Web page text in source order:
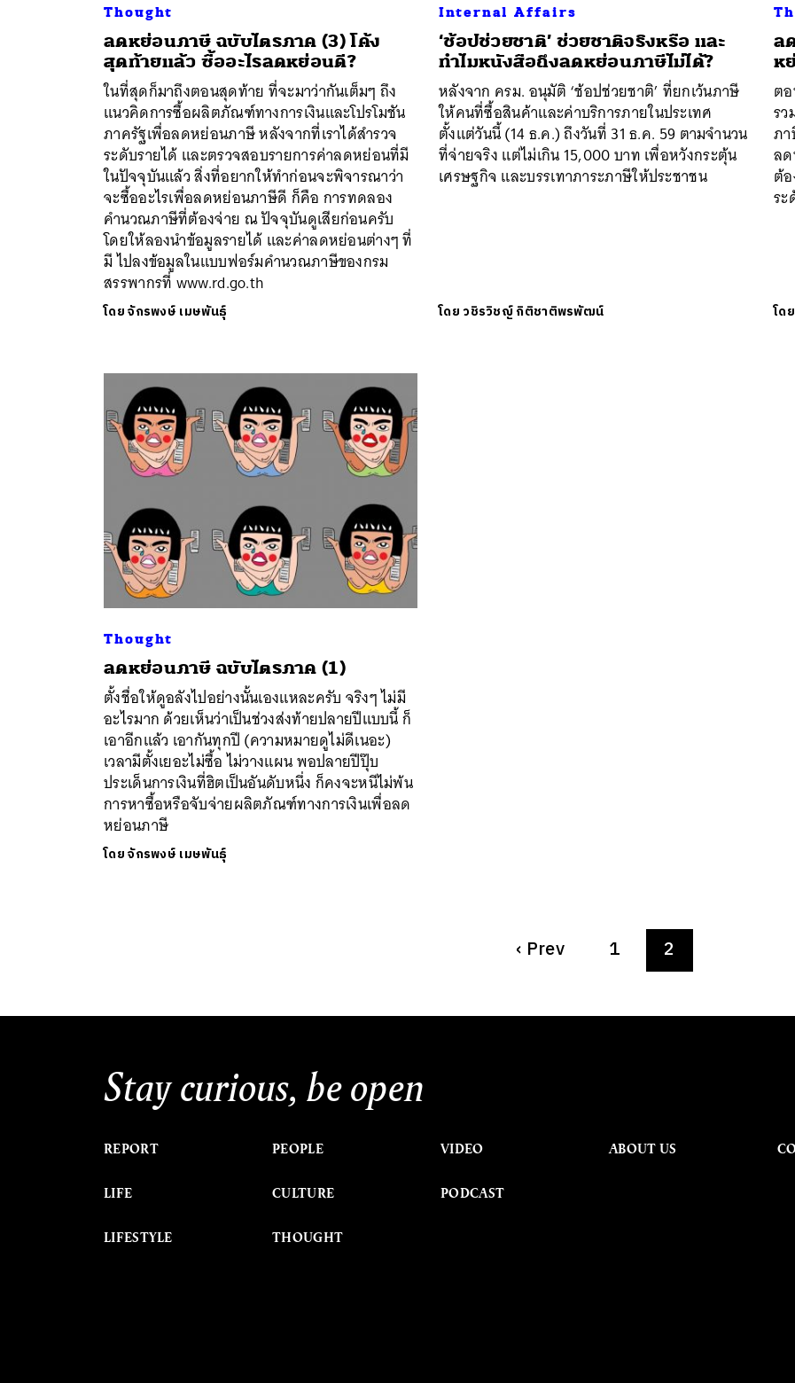
Thought
ลดหย่อนภาษี ฉบับไตรภาค (3) โค้ง
สุดท้ายแล้ว ซื้ออะไรลดหย่อนดี?
ในที่สุดก็มาถึงตอนสุดท้าย ที่จะมาว่ากันเต็มๆ ถึง
แนวคิดการซื้อผลิตภัณฑ์ทางการเงินและโปรโมชัน
ภาครัฐเพื่อลดหย่อนภาษี หลังจากที่เราได้สำรวจ
ระดับรายได้ และตรวจสอบรายการค่าลดหย่อนที่มี
ในปัจจุบันแล้ว สิ่งที่อยากให้ทำก่อนจะพิจารณาว่า
จะซื้ออะไรเพื่อลดหย่อนภาษีดี ก็คือ การทดลอง
คำนวณภาษีที่ต้องจ่าย ณ ปัจจุบันดูเสียก่อนครับ
โดยให้ลองนำข้อมูลรายได้ และค่าลดหย่อนต่างๆ ที่
มี ไปลงข้อมูลในแบบฟอร์มคำนวณภาษีของกรม
สรรพากรที่ www.rd.go.th
โดยจักรพงษ์ เมษพันธุ์
Internal Affairs
‘ช้อปช่วยชาติ’ ช่วยชาติจริงหรือ และ
ทำไมหนังสือถึงลดหย่อนภาษีไม่ได้?
หลังจาก ครม. อนุมัติ ‘ช้อปช่วยชาติ’ ที่ยกเว้นภาษี
ให้คนที่ซื้อสินค้าและค่าบริการภายในประเทศ
ตั้งแต่วันนี้ (14 ธ.ค.) ถึงวันที่ 31 ธ.ค. 59 ตามจำนวน
ที่จ่ายจริง แต่ไม่เกิน 15,000 บาท เพื่อหวังกระตุ้น
เศรษฐกิจ และบรรเทาภาระภาษีให้ประชาชน
โดยวชิรวิชญ์ กิติชาติพรพัฒน์
ล
ห
ต
ร
ภ
ล
ต้
ร
โด
Thought
ลดหย่อนภาษี ฉบับไตรภาค (1)
ตั้งชื่อให้ดูอลังไปอย่างนั้นเองแหละครับ จริงๆ ไม่มี
อะไรมาก ด้วยเห็นว่าเป็นช่วงส่งท้ายปลายปีแบบนี้ ก็
เอาอีกแล้ว เอากันทุกปี (ความหมายดูไม่ดีเนอะ)
เวลามีตั้งเยอะไม่ซื้อ ไม่วางแผน พอปลายปีปุ๊บ
ประเด็นการเงินที่ฮิตเป็นอันดับหนึ่ง ก็คงจะหนีไม่พ้น
การหาซื้อหรือจับจ่ายผลิตภัณฑ์ทางการเงินเพื่อลด
หย่อนภาษี
โดยจักรพงษ์ เมษพันธุ์
‹ Prev 1 2
Stay curious, be open
REPORT
LIFE
LIFESTYLE
PEOPLE
CULTURE
THOUGHT
VIDEO
PODCAST
ABOUT US
ค้นหา